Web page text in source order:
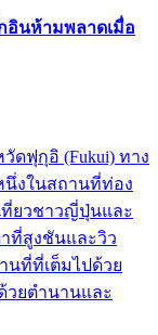
อินห้ามพลาดเมื่อ
ดฟุกุอิ (Fukui) ทาง
งในสถานที่ท่อง
ที่ยวชาวญี่ปุ่นและ
ที่สูงชันและวิว
นที่ที่เต็มไปด้วย
วยตำนานและ